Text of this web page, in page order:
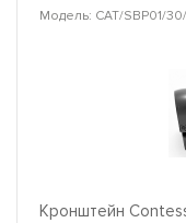
Модель: CAT/SBP01/
Кронштейн